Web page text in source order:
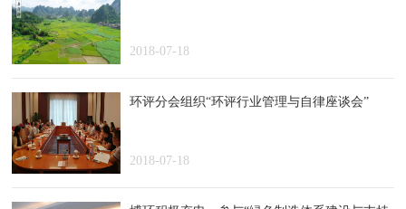
2018-07-18
环评分会组织“环评行业管理与自律座谈会”
2018-07-18